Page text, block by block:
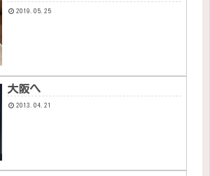
2019.05.25
大阪へ
2013.04.21